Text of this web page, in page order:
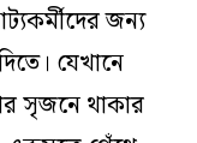
জন‌্য
যেখানে
সৃজনে থাকার